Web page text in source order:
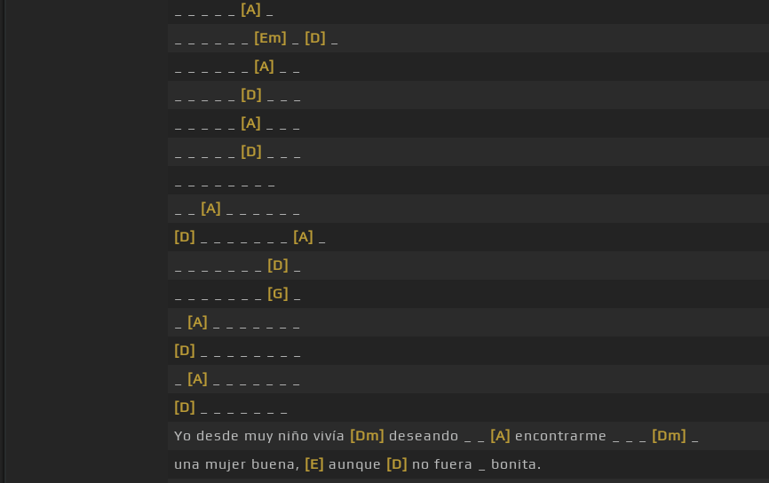
[A]
[Em] [D]
[A]
[D]
[A]
[D]
[A]
[D]
[A]
[D]
[G]
[A]
[D]
[A]
[D]
Yo desde muy niño vivía [Dm] deseando _ _ [A] encontrarme _ _ _ [Dm]
una mujer buena, [E] aunque [D] no fuera _ bonita.